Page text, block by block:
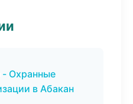
- Охранные
в Абакан